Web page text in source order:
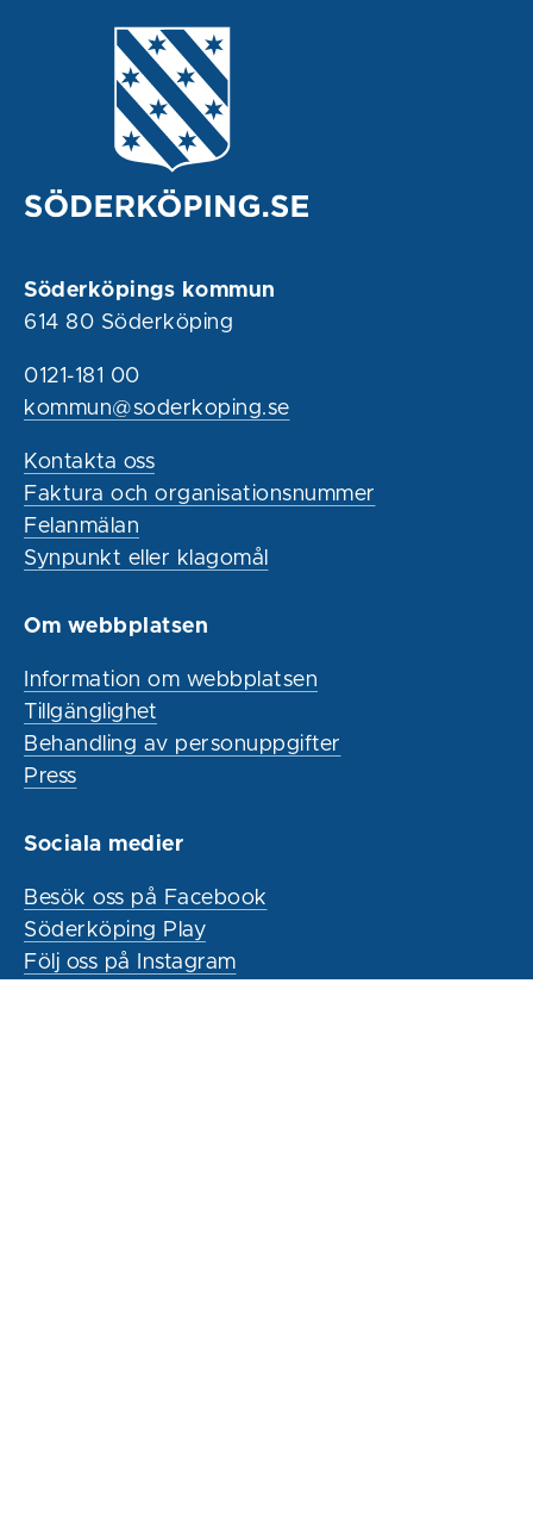
Söderköpings kommun
614 80 Söderköping
0121-181 00
kommun@soderkoping.se
Kontakta oss
Faktura och organisationsnummer
Felanmälan
Synpunkt eller klagomål
Om webbplatsen
Information om webbplatsen
Tillgänglighet
Behandling av personuppgifter
Press
Sociala medier
Besök oss på Facebook
Söderköping Play
Följ oss på Instagram